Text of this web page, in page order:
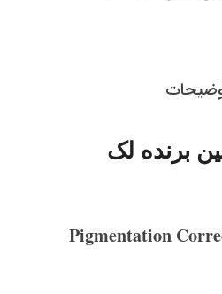
برنده لک
Pigmentation